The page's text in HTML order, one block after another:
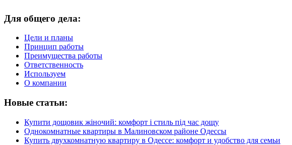
Для общего дела:
Цели и планы
Принцип работы
Преимущества работы
Ответственность
Используем
О компании
Новые статьи:
Купити дощовик жіночий: комфорт і стиль під час дощу
Однокомнатные квартиры в Малиновском районе Одессы
Купить двухкомнатную квартиру в Одессе: комфорт и удобство для семьи